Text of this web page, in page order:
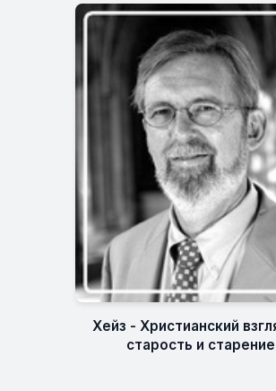
Хейз - Христианский
старость и старение